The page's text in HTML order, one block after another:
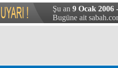
Şu an 9 Ocak 2006
Bugüne ait